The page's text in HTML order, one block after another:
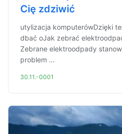
Cię zdziwić
utylizacja komputerówDzięki
dbać oJak zebrać
Zebrane elektroodpady
problem ...
30.11.-0001